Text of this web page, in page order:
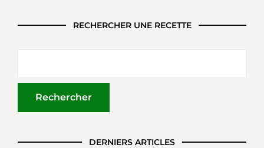
RECHERCHER UNE RECETTE
DERNIERS ARTICLES